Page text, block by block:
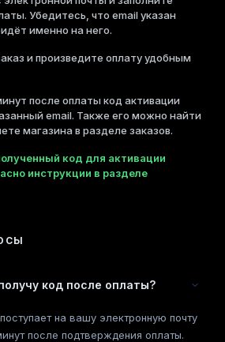
Убедитесь, что email указан
именно на него.
и произведите оплату удобным
после оплаты код активации
email. Также его можно найти
магазина в разделе заказов.
код для активации
инструкции в разделе
код после оплаты?
на вашу электронную почту
после подтверждения оплаты.